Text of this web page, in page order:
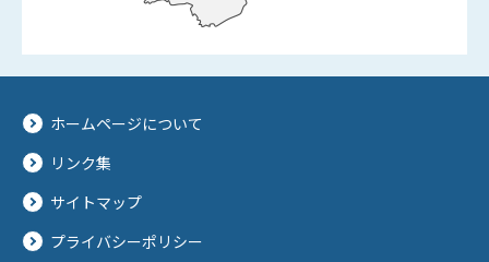
ホームページについて
リンク集
サイトマップ
プライバシーポリシー